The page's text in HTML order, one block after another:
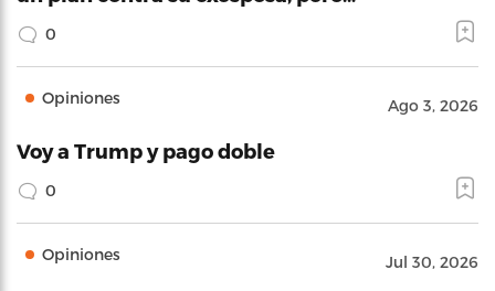
0
Opiniones Ago 3, 2026
Voy a Trump y pago doble
0
Opiniones Jul 30, 2026